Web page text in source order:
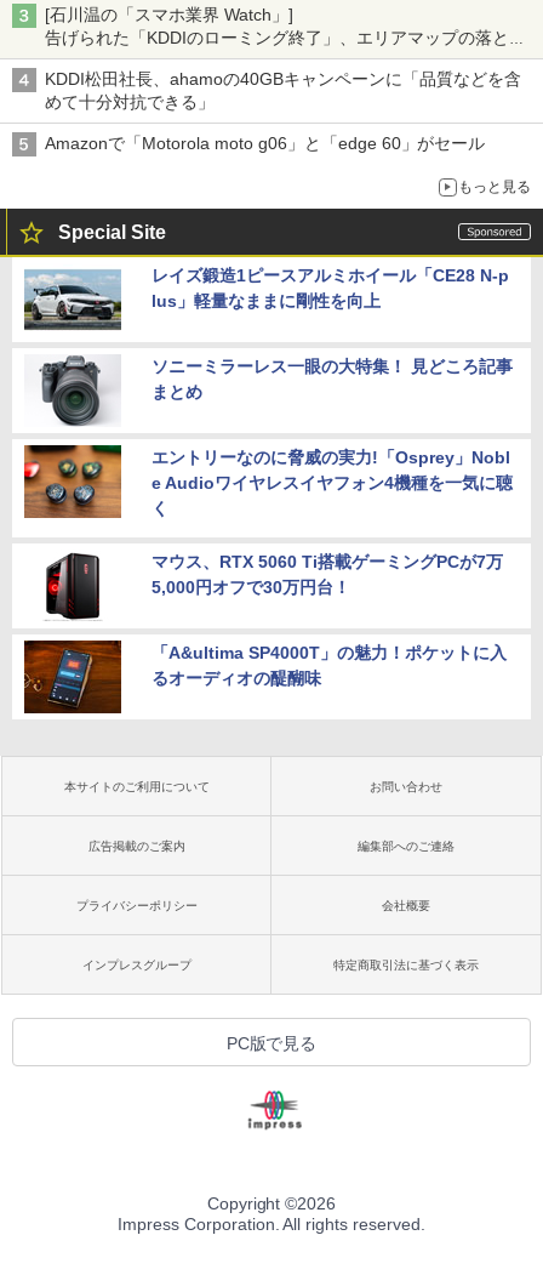
[石川温の「スマホ業界 Watch」]
告げられた「KDDIのローミング終了」、エリアマップの落とし
穴と楽天モバイルの課題
KDDI松田社長、ahamoの40GBキャンペーンに「品質などを含
めて十分対抗できる」
Amazonで「Motorola moto g06」と「edge 60」がセール
もっと見る
Special Site
レイズ鍛造1ピースアルミホイール「CE28 N-p
lus」軽量なままに剛性を向上
ソニーミラーレス一眼の大特集！ 見どころ記事
まとめ
エントリーなのに脅威の実力!「Osprey」Nobl
e Audioワイヤレスイヤフォン4機種を一気に聴
く
マウス、RTX 5060 Ti搭載ゲーミングPCが7万
5,000円オフで30万円台！
「A&ultima SP4000T」の魅力！ポケットに入
るオーディオの醍醐味
本サイトのご利用について お問い合わせ
広告掲載のご案内 編集部へのご連絡
プライバシーポリシー 会社概要
インプレスグループ 特定商取引法に基づく表示
PC版で見る
Copyright ©2026
Impress Corporation. All rights reserved.